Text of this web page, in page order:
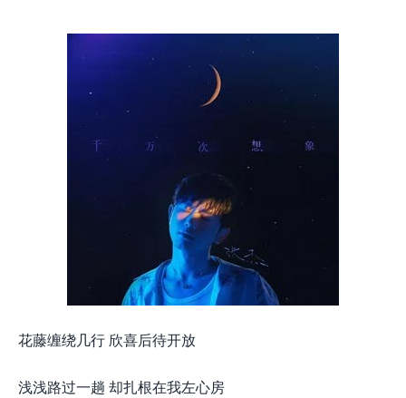
花藤缠绕几行 欣喜后待开放
浅浅路过一趟 却扎根在我左心房